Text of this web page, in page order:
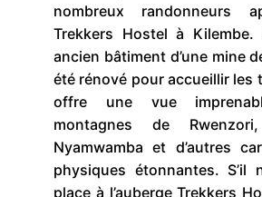
nombreux randonneurs
Trekkers Hostel à Kilembe.
ancien bâtiment d’une mine
été rénové pour accueillir les
offre une vue
montagnes de
Nyamwamba et d’autres
physiques étonnantes. S’il
place à l’auberge Trekkers